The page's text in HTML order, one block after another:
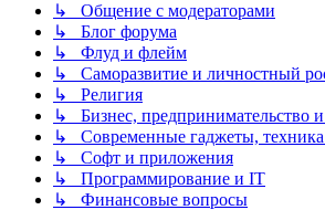
↳ Общение с модераторами
↳ Блог форума
↳ Флуд и флейм
↳ Саморазвитие и личностный
↳ Религия
↳ Бизнес, предпринимательство
↳ Современные гаджеты, техника
↳ Софт и приложения
↳ Программирование и IT
↳ Финансовые вопросы